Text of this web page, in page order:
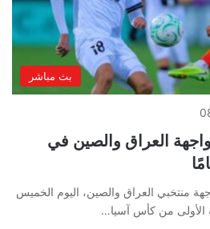
بث مباشر
العراق والصين في
السلبي 0-0 مواجهة منتخبي العراق والصين، اليوم الخميس